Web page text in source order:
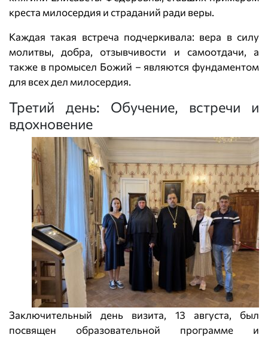
креста милосердия и страданий ради веры.
Каждая такая встреча подчеркивала: вера в силу
молитвы, добра, отзывчивости и самоотдачи, а
также в промысел Божий – являются фундаментом
для всех дел милосердия.
Третий день: Обучение, встречи и
вдохновение
Заключительный день визита, 13 августа, был
посвящен образовательной программе и